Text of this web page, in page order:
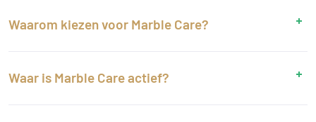
Waarom kiezen voor Marble Care?
Waar is Marble Care actief?